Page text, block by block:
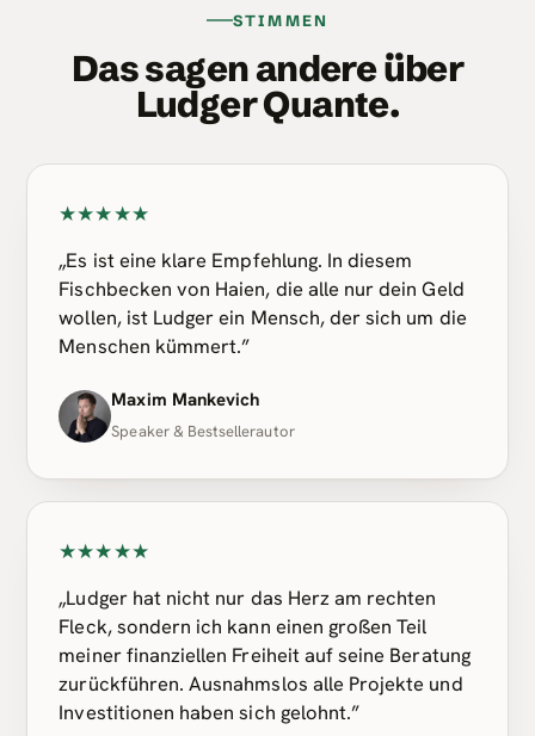
STIMMEN
Das sagen andere über
Ludger Quante.
★★★★★
„Es ist eine klare Empfehlung. In diesem
Fischbecken von Haien, die alle nur dein Geld
wollen, ist Ludger ein Mensch, der sich um die
Menschen kümmert.”
Maxim Mankevich
Speaker & Bestsellerautor
★★★★★
„Ludger hat nicht nur das Herz am rechten
Fleck, sondern ich kann einen großen Teil
meiner finanziellen Freiheit auf seine Beratung
zurückführen. Ausnahmslos alle Projekte und
Investitionen haben sich gelohnt.”